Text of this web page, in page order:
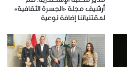
أرشيف مجلة «الجسرة الثقافية»
لمقتنياتنا إضافة نوعية